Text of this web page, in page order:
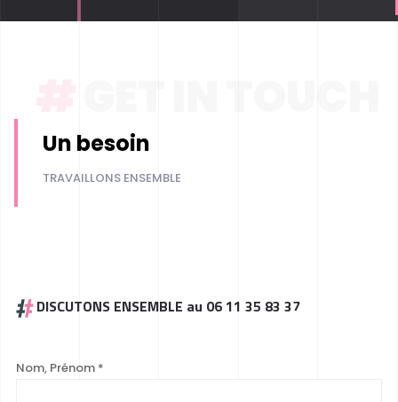
Un besoin
TRAVAILLONS ENSEMBLE
DISCUTONS ENSEMBLE au 06 11 35 83 37
Nom, Prénom *